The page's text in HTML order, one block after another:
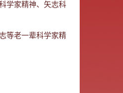
学家精神、矢志科
等老一辈科学家精